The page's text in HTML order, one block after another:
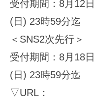
受付期間：8月12
(日) 23時59分迄
＜SNS2次先行＞
受付期間：8月18
(日) 23時59分迄
▽URL：